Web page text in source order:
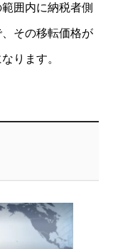
囲内に納税者側
その移転価格が
ります。